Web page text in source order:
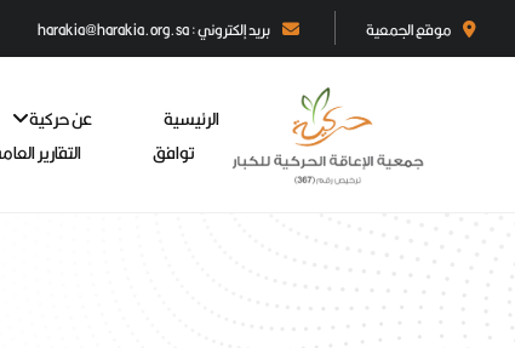
موقع الجمعية بريد إلكتروني : harakia@harakia.org.sa
الرئيسية عن حركية
توافق
التقارير